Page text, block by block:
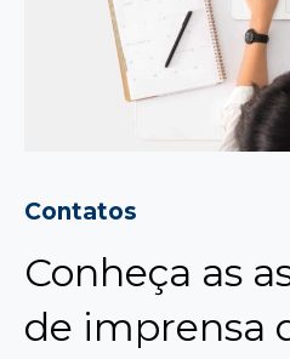
Contatos
Conheça as
de imprensa